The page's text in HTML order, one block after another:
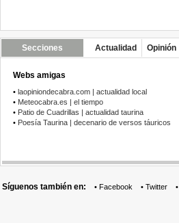
Secciones Actualidad Opinión
Webs amigas
• laopiniondecabra.com | actualidad local
• Meteocabra.es | el tiempo
• Patio de Cuadrillas | actualidad taurina
• Poesía Taurina | decenario de versos táuricos
Síguenos también en: • Facebook • Twitter •